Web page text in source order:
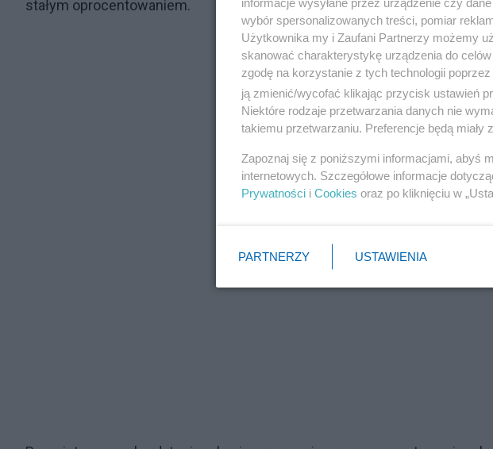
stałym oprocentowaniem.
wybór spersonalizowanych treści, pomiar
Użytkownika my i Zaufani Partnerzy możemy
skanować charakterystykę urządzenia do
zgodę na korzystanie z tych technologii
ją zmienić/wycofać klikając przycisk ustawień
Niektóre rodzaje przetwarzania danych nie
takiemu przetwarzaniu. Preferencje będą miały
Zapoznaj się z poniższymi informacjami, abyś
internetowych. Szczegółowe informacje
Prywatności i Cookies oraz po kliknięciu w
PARTNERZY USTAWIENIA